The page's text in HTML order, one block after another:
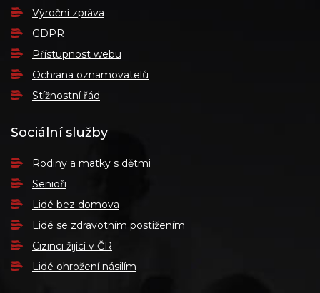
Výroční zpráva
GDPR
Přístupnost webu
Ochrana oznamovatelů
Stížnostní řád
Sociální služby
Rodiny a matky s dětmi
Senioři
Lidé bez domova
Lidé se zdravotním postižením
Cizinci žijící v ČR
Lidé ohrožení násilím